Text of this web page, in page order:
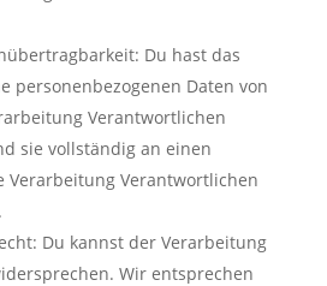
Du hast das
personenbezogenen Daten von
Verantwortlichen
sie vollständig an einen
Verarbeitung Verantwortlichen
Du kannst der Verarbeitung
Wir entsprechen